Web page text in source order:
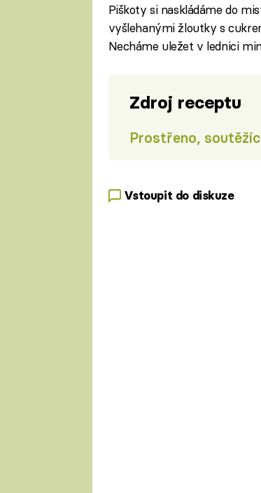
Piškoty si naskládáme do
vyšlehanými žloutky s
Necháme uležet v lednici
Zdroj receptu
Prostřeno,
Vstoupit do diskuze